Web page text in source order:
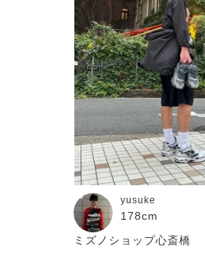
yusuke
178cm
ミズノショップ心斎橋